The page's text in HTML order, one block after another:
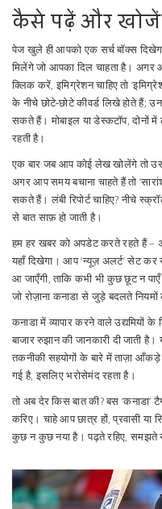
कैसे पढ़ें और
पेज खुले ही आपको एक सर्च बॉक्स
मिलेंगे जो आपका दिल चाहता है। अगर
क्लिक करें, इमिग्रेशन चाहिए तो
के नीचे छोटे‑छोटे कीवर्ड लिखे होते हैं;
सकते हैं। मोबाइल या डेस्कटॉप, दोनों
रहती है।
एक बार जब आप कोई लेख खोलेंगे तो
अगर आप समय बचाना चाहते हैं तो
सकते हैं। लंबी रिपोर्ट चाहिए? नीचे
से बात साफ़ हो जाती है।
हम हर खबर को अपडेट करते रहते हैं –
यहाँ दिखेगा। आप ‘न्यूज़ अलर्ट’ सेट
आ जाएँगी, ताकि कभी भी कुछ छूट न
जो रोज़ाना कनाडा से जुड़े बदलते
कनाडा में व्यापार करने वाले
बाजार रुझान की जानकारी दी जाती
तकनीकी सहयोगों के बारे में ताज़ा आँकड़े
गई है, इसलिए भरोसेमंद रहता है।
तो अब देर किस बात की? बस
करिए। चाहे आप छात्र हों, प्रवासी या
कुछ न कुछ नया है। पढ़ते रहिए, समझते